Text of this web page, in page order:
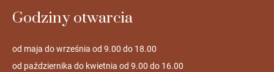
Godziny otwarcia
od maja do września od 9.00 do 18.00
od października do kwietnia od 9.00 do 16.00